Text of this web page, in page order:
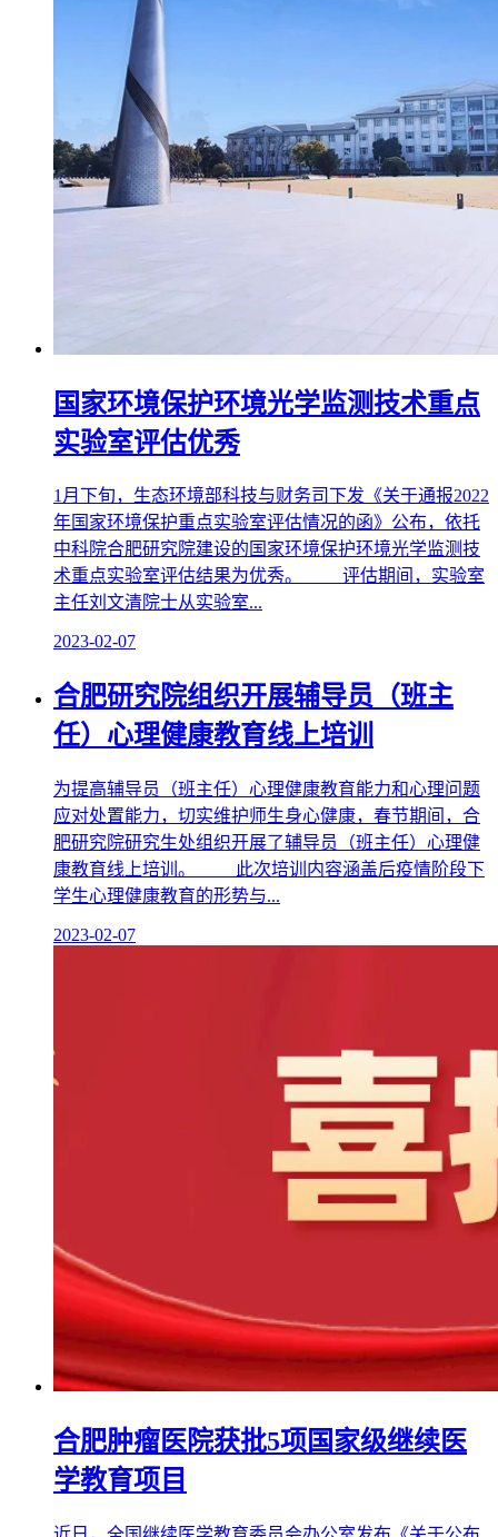
国家环境保护环境光学监测技术重点
实验室评估优秀
1月下旬，生态环境部科技与财务司下发《关于通报2022
年国家环境保护重点实验室评估情况的函》公布，依托
中科院合肥研究院建设的国家环境保护环境光学监测技
术重点实验室评估结果为优秀。 评估期间，实验室
主任刘文清院士从实验室...
2023-02-07
合肥研究院组织开展辅导员（班主
任）心理健康教育线上培训
为提高辅导员（班主任）心理健康教育能力和心理问题
应对处置能力，切实维护师生身心健康，春节期间，合
肥研究院研究生处组织开展了辅导员（班主任）心理健
康教育线上培训。 此次培训内容涵盖后疫情阶段下
学生心理健康教育的形势与...
2023-02-07
合肥肿瘤医院获批5项国家级继续医
学教育项目